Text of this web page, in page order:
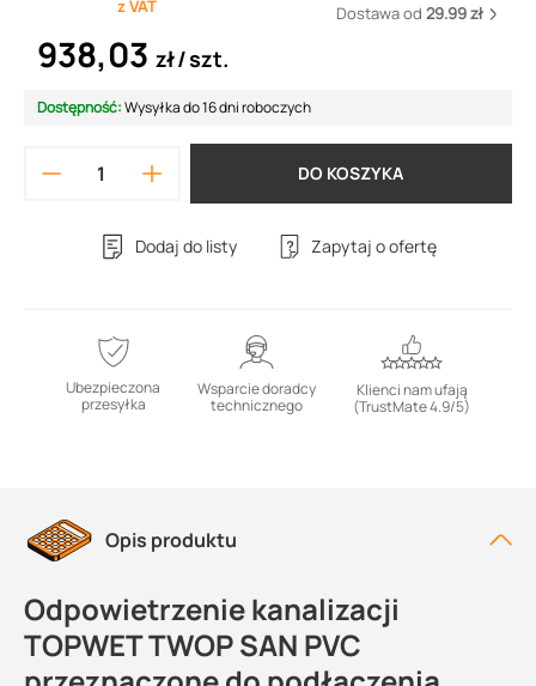
z VAT Dostawa od 29.99 zł
938,03 zł szt.
Dostępność:Wysyłka do 16 dni roboczych
DO KOSZYKA
Dodaj do listy Zapytaj o ofertę
Ubezpieczona
przesyłka
Wsparcie doradcy
technicznego
Klienci nam ufają
(TrustMate 4.9/5)
Opis produktu
Odpowietrzenie kanalizacji
TOPWET TWOP SAN PVC